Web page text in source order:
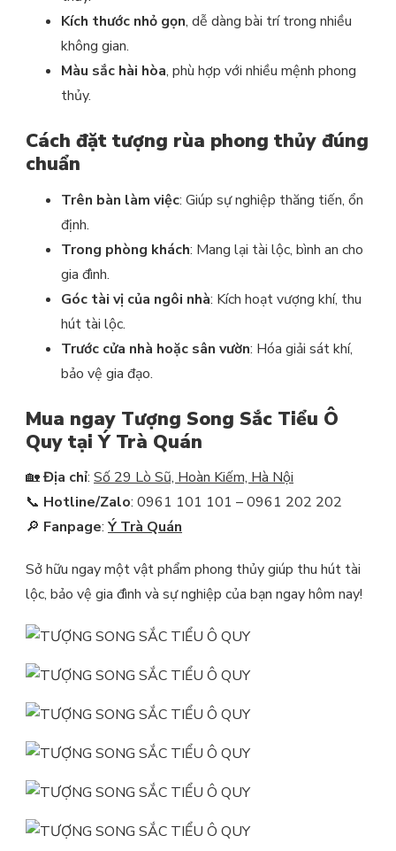
Kích thước nhỏ gọn, dễ dàng bài trí trong nhiều
không gian.
Màu sắc hài hòa, phù hợp với nhiều mệnh phong
thủy.
Cách đặt tượng rùa phong thủy đúng
chuẩn
Trên bàn làm việc: Giúp sự nghiệp thăng tiến, ổn
định.
Trong phòng khách: Mang lại tài lộc, bình an cho
gia đình.
Góc tài vị của ngôi nhà: Kích hoạt vượng khí, thu
hút tài lộc.
Trước cửa nhà hoặc sân vườn: Hóa giải sát khí,
bảo vệ gia đạo.
Mua ngay Tượng Song Sắc Tiểu Ô
Quy tại Ý Trà Quán
🏡Địa chỉ: Số 29 Lò Sũ, Hoàn Kiếm, Hà Nội
📞 Hotline/Zalo: 0961 101 101 – 0961 202 202
🔎 Fanpage: Ý Trà Quán
Sở hữu ngay một vật phẩm phong thủy giúp thu hút tài
lộc, bảo vệ gia đình và sự nghiệp của bạn ngay hôm nay!